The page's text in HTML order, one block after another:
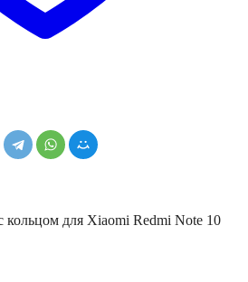
кольцом для Xiaomi Redmi Note 10